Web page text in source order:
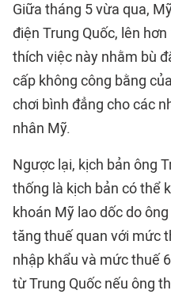
Giữa tháng 5 vừa qua,
điện Trung Quốc, lên
thích việc này nhằm bù
cấp không công bằng
chơi bình đẳng cho các
nhân Mỹ.
Ngược lại, kịch bản ông
thống là kịch bản có thể
khoán Mỹ lao dốc do
tăng thuế quan với mức
nhập khẩu và mức thuế
từ Trung Quốc nếu ông